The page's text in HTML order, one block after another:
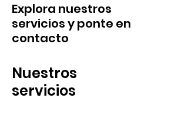
Explora nuestros
servicios y ponte en
contacto
Nuestros
servicios